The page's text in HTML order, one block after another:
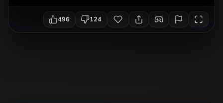
496 124